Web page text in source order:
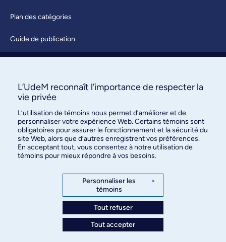
Plan des catégories
Guide de publication
À propos / Nous joindre
des relations publiques
3744, rue Jean-Brillant, bureau 490
Montréal (Québec) H3T 1P1
L’UdeM reconnaît l’importance de respecter la
vie privée
L’utilisation de témoins nous permet d’améliorer et de
personnaliser votre expérience Web. Certains témoins sont
obligatoires pour assurer le fonctionnement et la sécurité du
site Web, alors que d’autres enregistrent vos préférences.
En acceptant tout, vous consentez à notre utilisation de
témoins pour mieux répondre à vos besoins.
Personnaliser les
témoins
>
Tout refuser
Tout accepter